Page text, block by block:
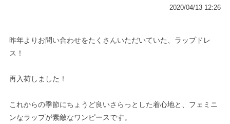
2020/04/13 12:26
昨年よりお問い合わせをたくさんいただいていた、ラップドレ
ス！
再入荷しました！
これからの季節にちょうど良いさらっとした着心地と、フェミニ
ンなラップが素敵なワンピースです。